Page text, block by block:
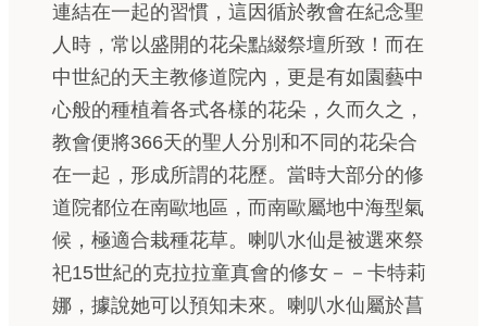
連結在一起的習慣，這因循於教會在紀念聖
人時，常以盛開的花朵點綴祭壇所致！而在
中世紀的天主教修道院內，更是有如園藝中
心般的種植着各式各樣的花朵，久而久之，
教會便將366天的聖人分別和不同的花朵合
在一起，形成所謂的花歷。當時大部分的修
道院都位在南歐地區，而南歐屬地中海型氣
候，極適合栽種花草。喇叭水仙是被選來祭
祀15世紀的克拉拉童真會的修女－－卡特莉
娜，據說她可以預知未來。喇叭水仙屬於菖